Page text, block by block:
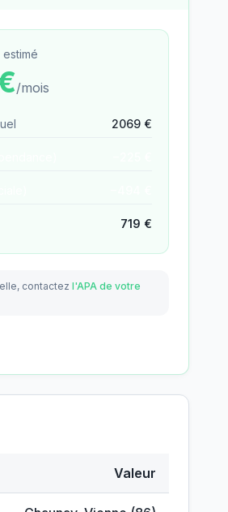
/mois
2069 €
719 €
contactez l'APA de votre
Valeur